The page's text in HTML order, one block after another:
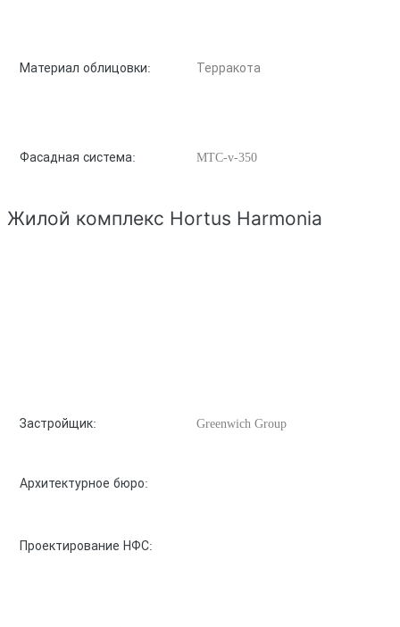
Материал облицовки: Терракота
Фасадная система: MTC-v-350
Жилой комплекс Hortus Harmonia
Застройщик: Greenwich Group
Архитектурное бюро:
Проектирование НФС: